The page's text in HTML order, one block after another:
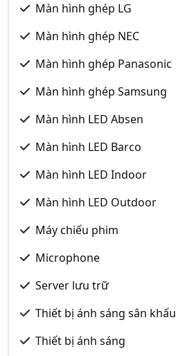
Màn hình ghép LG
Màn hình ghép NEC
Màn hình ghép Panasonic
Màn hình ghép Samsung
Màn hình LED Absen
Màn hình LED Barco
Màn hình LED Indoor
Màn hình LED Outdoor
Máy chiếu phim
Microphone
Server lưu trữ
Thiết bị ánh sáng sân khấu
Thiết bị ánh sáng